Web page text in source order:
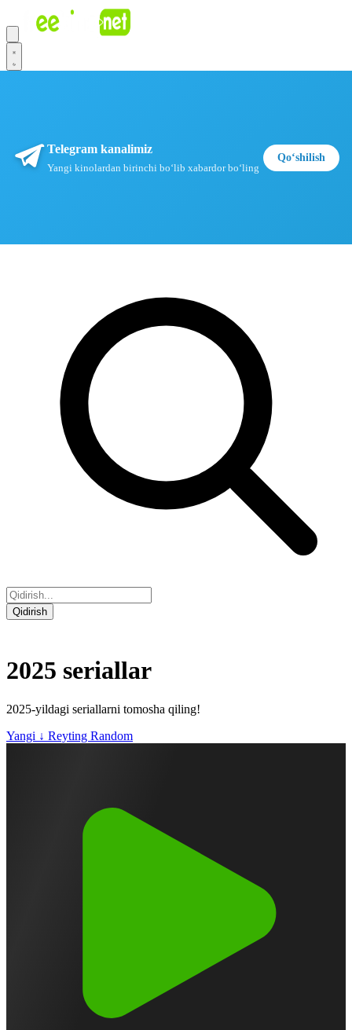
Qidirish
2025 seriallar
2025-yildagi seriallarni tomosha qiling!
Yangi ↓ Reyting Random
Telegram kanalimiz
Yangi kinolardan birinchi boʻlib xabardor boʻling
Qoʻshilish